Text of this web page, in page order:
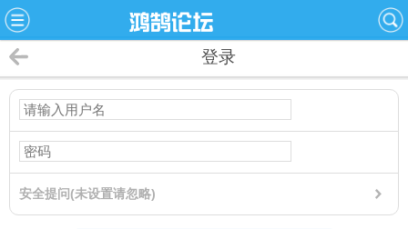
登录
安全提问(未设置请忽略)